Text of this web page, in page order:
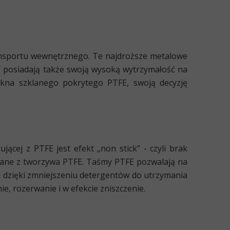
wewnętrznego. Te najdroższe metalowe
także swoją wysoką wytrzymałość na
szklanego pokrytego PTFE, swoją decyzję
z PTFE jest efekt „non stick” - czyli brak
z tworzywa PTFE. Taśmy PTFE pozwalają na
dzięki zmniejszeniu detergentów do utrzymania
rozerwanie i w efekcie zniszczenie.
Zamów chemię przemysłową